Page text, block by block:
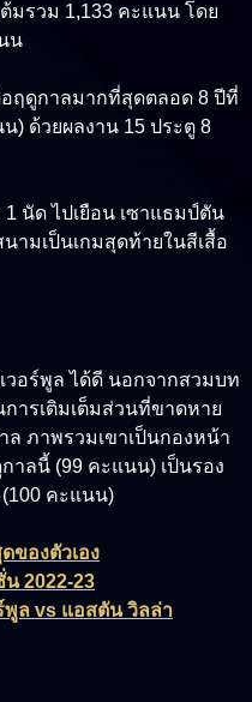
มรวม 1,133 คะแนน โดย
น
ฤดูกาลมากที่สุดตลอด 8 ปีที่
) ด้วยผลงาน 15 ประตู 8
นัด ไปเยือน เซาแธมป์ตัน
ามเป็นเกมสุดท้ายในสีเสื้อ
วอร์พูล ได้ดี นอกจากสวมบท
ารเติมเต็มส่วนที่ขาดหาย
ภาพรวมเขาเป็นกองหน้า
าลนี้ (99 คะแนน) เป็นรอง
(100 คะแนน)
ของตัวเอง
2022-23
พูล vs แอสตัน วิลล่า